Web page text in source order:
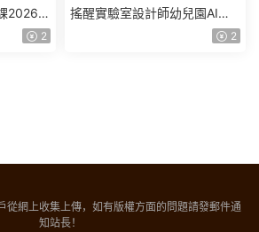
2026年
課件】
2
搖醒實驗室設計師幼兒園AI軟
件基礎課2025【畫質不錯有素
2
從網上收集上傳，如有版權方面的問題請發郵件通
知站長！